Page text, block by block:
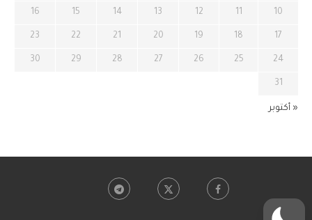
10
11
12
13
14
15
16
17
18
19
20
21
22
23
24
25
26
27
28
29
30
31
« أكتوبر